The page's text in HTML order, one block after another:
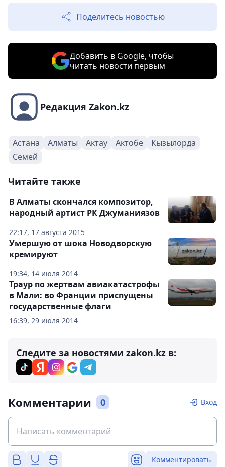
Поделитесь новостью
Добавить в Google, чтобы
читать новости первым
Редакция Zakon.kz
Астана Алматы Актау Актобе
Кызылорда
Семей
Читайте также
22:17, 17 августа 2015
В Алматы скончался композитор,
народный артист РК Джуманиязов
19:34, 14 июля 2014
Умершую от шока Новодворскую
кремируют
16:39, 29 июля 2014
Траур по жертвам авиакатастрофы
в Мали: во Франции приспущены
государственные флаги
Следите за новостями zakon.kz в:
Комментарии 0 Вход
Комментировать